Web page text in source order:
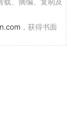
，获得书面